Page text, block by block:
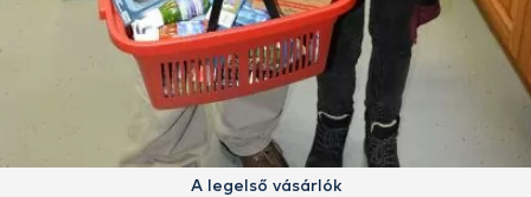
A legelső vásárlók